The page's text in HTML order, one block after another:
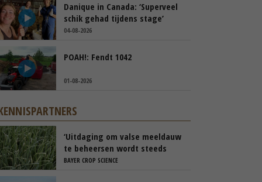
Danique in Canada: ‘Superveel
schik gehad tijdens stage’
04-08-2026
POAH!: Fendt 1042
01-08-2026
‘Uitdaging om valse meeldauw
te beheersen wordt steeds
groter’
BAYER CROP SCIENCE